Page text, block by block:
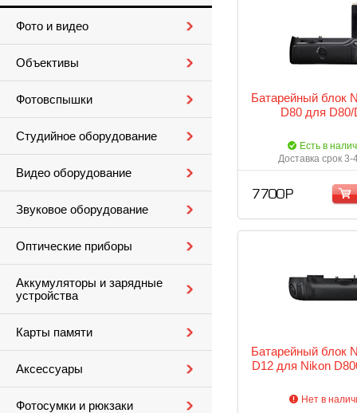
Фото и видео
Объективы
Фотовспышки
Студийное оборудование
Видео оборудование
Звуковое оборудование
Оптические приборы
Аккумуляторы и зарядные
устройства
Карты памяти
Аксессуары
Фотосумки и рюкзаки
Батарейный блок
D80 для D80/
Есть в
Доставка срок 3-
7 700 Р
Батарейный блок
D12 для Nikon
Нет в